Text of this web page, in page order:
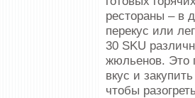
рестораны – в
перекус или
30 SKU
жюльенов. Это
вкус и
чтобы